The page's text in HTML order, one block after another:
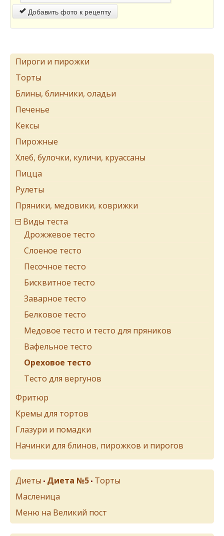
Добавить фото к рецепту
Пироги и пирожки
Торты
Блины, блинчики, оладьи
Печенье
Кексы
Пирожные
Хлеб, булочки, куличи, круассаны
Пицца
Рулеты
Пряники, медовики, коврижки
Виды теста
Дрожжевое тесто
Cлоеное тесто
Песочное тесто
Бисквитное тесто
Заварное тесто
Белковое тесто
Медовое тесто и тесто для пряников
Вафельное тесто
Ореховое тесто
Тесто для вергунов
Фритюр
Кремы для тортов
Глазури и помадки
Начинки для блинов, пирожков и пирогов
Диеты • Диета №5 • Торты
Масленица
Меню на Великий пост